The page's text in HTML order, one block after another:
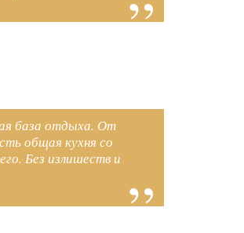
база отдыха. От
общая кухня со
Без излишеств и